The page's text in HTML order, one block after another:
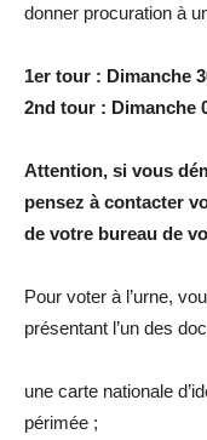
donner procuration à
1er tour : Dimanche
2nd tour : Dimanche
Attention, si vous
pensez à contacter
de votre bureau de
Pour voter à l’urne,
présentant l’un des
une carte nationale
périmée ;